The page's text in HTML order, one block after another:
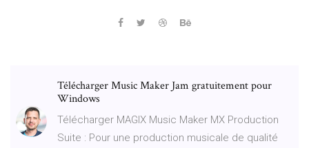
Télécharger Music Maker Jam gratuitement pour
Windows
Télécharger MAGIX Music Maker MX Production
Suite : Pour une production musicale de qualité